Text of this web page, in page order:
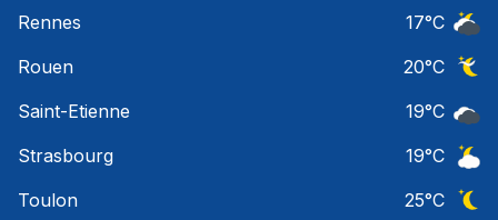
Rennes
17°C
Rouen
20°C
Saint-Etienne
19°C
Strasbourg
19°C
Toulon
25°C